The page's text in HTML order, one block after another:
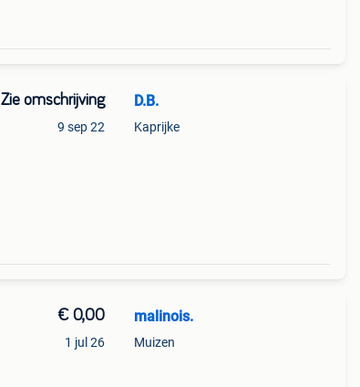
Zie omschrijving
9 sep 22
D.B.
Kaprijke
€ 0,00
1 jul 26
malinois.
Muizen